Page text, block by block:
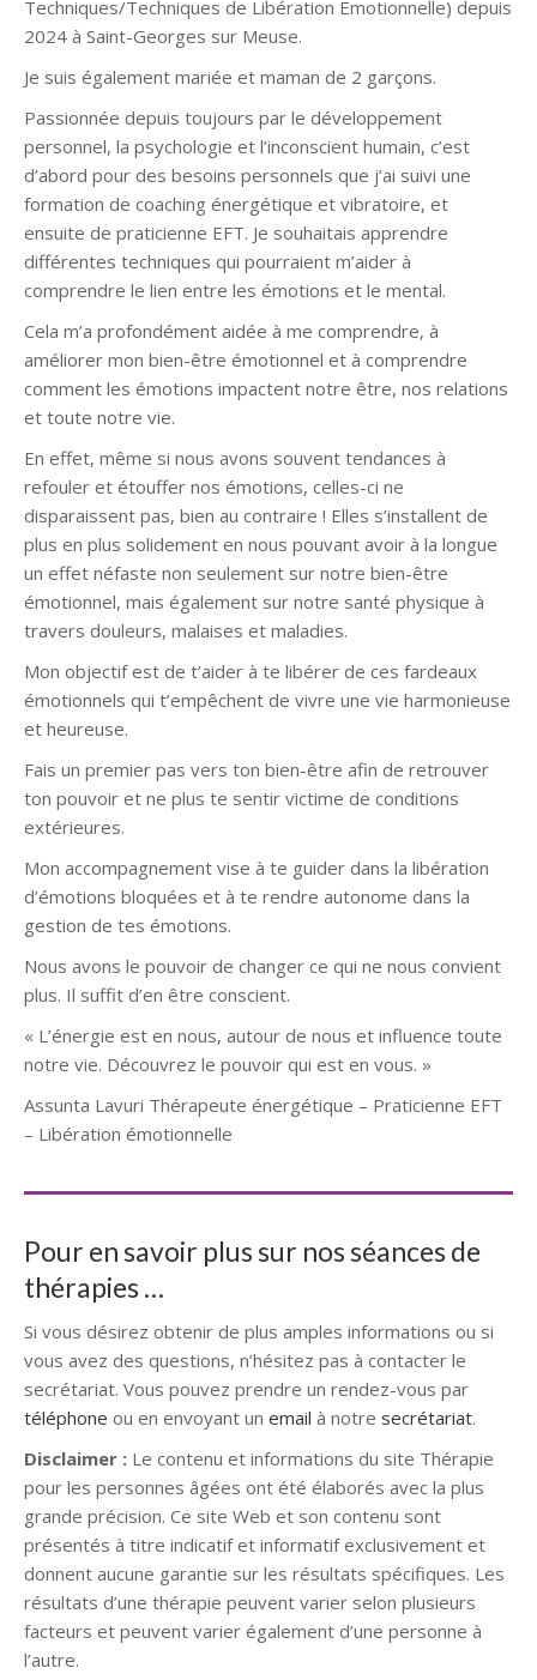
Techniques/Techniques de Libération Emotionnelle) depuis
2024 à Saint-Georges sur Meuse.
Je suis également mariée et maman de 2 garçons.
Passionnée depuis toujours par le développement
personnel, la psychologie et l’inconscient humain, c’est
d’abord pour des besoins personnels que j’ai suivi une
formation de coaching énergétique et vibratoire, et
ensuite de praticienne EFT. Je souhaitais apprendre
différentes techniques qui pourraient m’aider à
comprendre le lien entre les émotions et le mental.
Cela m’a profondément aidée à me comprendre, à
améliorer mon bien-être émotionnel et à comprendre
comment les émotions impactent notre être, nos relations
et toute notre vie.
En effet, même si nous avons souvent tendances à
refouler et étouffer nos émotions, celles-ci ne
disparaissent pas, bien au contraire ! Elles s’installent de
plus en plus solidement en nous pouvant avoir à la longue
un effet néfaste non seulement sur notre bien-être
émotionnel, mais également sur notre santé physique à
travers douleurs, malaises et maladies.
Mon objectif est de t’aider à te libérer de ces fardeaux
émotionnels qui t’empêchent de vivre une vie harmonieuse
et heureuse.
Fais un premier pas vers ton bien-être afin de retrouver
ton pouvoir et ne plus te sentir victime de conditions
extérieures.
Mon accompagnement vise à te guider dans la libération
d’émotions bloquées et à te rendre autonome dans la
gestion de tes émotions.
Nous avons le pouvoir de changer ce qui ne nous convient
plus. Il suffit d’en être conscient.
« L’énergie est en nous, autour de nous et influence toute
notre vie. Découvrez le pouvoir qui est en vous. »
Assunta Lavuri Thérapeute énergétique – Praticienne EFT
– Libération émotionnelle
Pour en savoir plus sur nos séances de
thérapies …
Si vous désirez obtenir de plus amples informations ou si
vous avez des questions, n’hésitez pas à contacter le
secrétariat. Vous pouvez prendre un rendez-vous par
téléphone ou en envoyant un email à notre secrétariat.
Disclaimer : Le contenu et informations du site Thérapie
pour les personnes âgées ont été élaborés avec la plus
grande précision. Ce site Web et son contenu sont
présentés à titre indicatif et informatif exclusivement et
donnent aucune garantie sur les résultats spécifiques. Les
résultats d’une thérapie peuvent varier selon plusieurs
facteurs et peuvent varier également d’une personne à
l’autre.